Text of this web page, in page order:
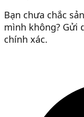
Bạn chưa chắc
mình không? Gửi
chính xác.